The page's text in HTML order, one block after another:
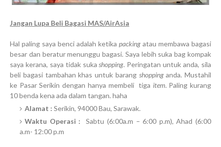
Jangan Lupa Beli Bagasi MAS/AirAsia
Hal paling saya benci adalah ketika packing atau membawa bagasi
besar dan beratur menunggu bagasi. Saya lebih suka bag kompak
saya kerana, saya tidak sukashopping. Peringatan untuk anda, sila
beli bagasi tambahan khas untuk barang shoppinganda. Mustahil
ke Pasar Serikin dengan hanya membeli tiga item. Paling kurang
10 benda kena ada dalam tangan. haha
Alamat : Serikin, 94000 Bau, Sarawak.
Waktu Operasi :Sabtu (6:00a.m – 6:00 p.m), Ahad (6:00
a.m- 12:00 p.m